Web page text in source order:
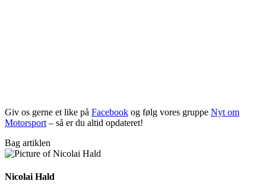
Giv os gerne et like på Facebook og følg vores gruppe Nyt om
Motorsport – så er du altid opdateret!
Bag artiklen
Nicolai Hald